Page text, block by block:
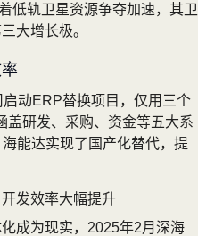
低轨卫星资源争夺加速，其卫
大增长极。
动ERP替换项目，仅用三个
盖研发、采购、资金等五大系
能达实现了国产化替代，提
发效率大幅提升
成为现实，2025年2月深海